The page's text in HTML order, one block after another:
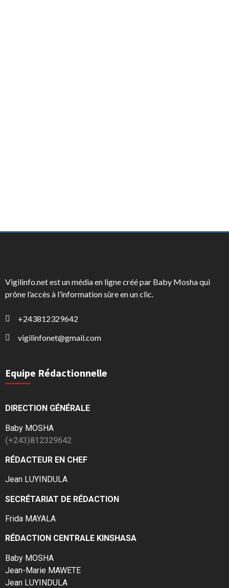
Vigilinfo.net est un média en ligne créé par Baby Mosha qui
prône l’accès à l’information sûre en un clic.
+243812329642
vigilinfonet@gmail.com
Equipe Rédactionnelle
DIRECTION GÉNÉRALE
Baby MOSHA
(+243)812329642
RÉDACTEUR EN CHEF
Jean LUYINDULA
SECRÉTARIAT DE RÉDACTION
Frida MAYALA
RÉDACTION CENTRALE KINSHASA
Baby MOSHA
Jean-Marie MAWETE
Jean LUYINDULA